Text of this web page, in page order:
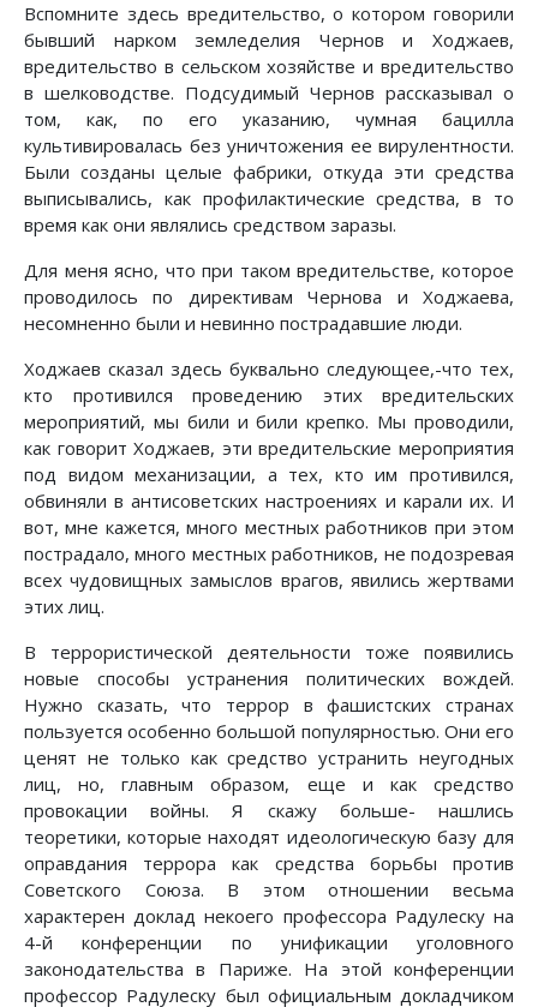
Вспомните здесь вредительство, о котором говорили
бывший нарком земледелия Чернов и Ходжаев,
вредительство в сельском хозяйстве и вредительство
в шелководстве. Подсудимый Чернов рассказывал о
том, как, по его указанию, чумная бацилла
культивировалась без уничтожения ее вирулентности.
Были созданы целые фабрики, откуда эти средства
выписывались, как профилактические средства, в то
время как они являлись средством заразы.
Для меня ясно, что при таком вредительстве, которое
проводилось по директивам Чернова и Ходжаева,
несомненно были и невинно пострадавшие люди.
Ходжаев сказал здесь буквально следующее,-что тех,
кто противился проведению этих вредительских
мероприятий, мы били и били крепко. Мы проводили,
как говорит Ходжаев, эти вредительские мероприятия
под видом механизации, а тех, кто им противился,
обвиняли в антисоветских настроениях и карали их. И
вот, мне кажется, много местных работников при этом
пострадало, много местных работников, не подозревая
всех чудовищных замыслов врагов, явились жертвами
этих лиц.
В террористической деятельности тоже появились
новые способы устранения политических вождей.
Нужно сказать, что террор в фашистских странах
пользуется особенно большой популярностью. Они его
ценят не только как средство устранить неугодных
лиц, но, главным образом, еще и как средство
провокации войны. Я скажу больше- нашлись
теоретики, которые находят идеологическую базу для
оправдания террора как средства борьбы против
Советского Союза. В этом отношении весьма
характерен доклад некоего профессора Радулеску на
4-й конференции по унификации уголовного
законодательства в Париже. На этой конференции
профессор Радулеску был официальным докладчиком